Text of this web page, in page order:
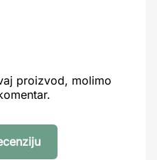
proizvod, molimo